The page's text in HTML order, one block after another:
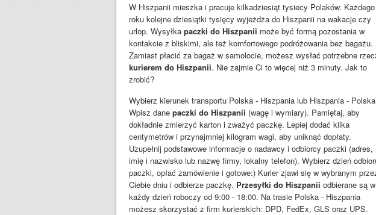
W Hiszpanii mieszka i pracuje kilkadziesiąt tysiecy Polaków. Każdego
roku kolejne dziesiątki tysięcy wyjeżdża do Hiszpanii na wakacje czy
urlop. Wysyłka paczki do Hiszpanii może być formą pozostania w
kontakcie z bliskimi, ale też komfortowego podróżowania bez bagażu.
Zamiast płacić za bagaż w samolocie, możesz wysłać potrzebne
kurierem do Hiszpanii. Nie zajmie Ci to więcej niż 3 minuty. Jak to
zrobić?
Wybierz kierunek transportu Polska - Hiszpania lub Hiszpania -
Wpisz dane paczki do Hiszpanii (wagę i wymiary). Pamiętaj, aby
dokładnie zmierzyć karton i zważyć paczkę. Lepiej dodać kilka
centymetrów i przynajmniej kilogram wagi, aby uniknąć dopłaty.
Uzupełnij podstawowe informacje o nadawcy i odbiorcy paczki (adres,
imię i nazwisko lub nazwę firmy, lokalny telefon). Wybierz dzień
paczki, opłać zamówienie i gotowe:) Kurier zjawi się w wybranym
Ciebie dniu i odbierze paczkę. Przesyłki do Hiszpanii odbierane są w
każdy dzień roboczy od 9:00 - 18:00. Na trasie Polska - Hiszpania
możesz skorzystać z firm kurierskich: DPD, FedEx, GLS oraz UPS.